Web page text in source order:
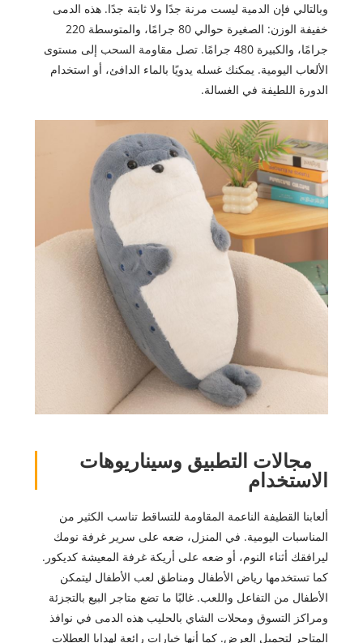
وبالتالي فإن الدمية ليست مرنة جدًا ولا ثابتة جدًا. هذه الدمى
خفيفة الوزن: الصغيرة حوالي 80 جرامًا، والمتوسطة 220
جرامًا، والكبيرة 480 جرامًا. تصل مقاومة السحب إلى مستوى
الألعاب اليومية. يمكنك غسله يدويًا بالماء الدافئ، أو استخدام
الدورة اللطيفة في الغسالة.
مجالات التطبيق وسيناريوهات
الاستخدام
ألعابنا القطيفة الناعمة المقاومة للتساقط تناسب الكثير من
المناسبات اليومية. في المنزل، ضعه على سرير غرفة نومك
ليرافقك أثناء النوم، أو ضعه على أريكة غرفة المعيشة كديكور.
كما تستخدمها رياض الأطفال ومناطق لعب الأطفال ليتمكن
الأطفال من التفاعل واللعب. غالبًا ما تضع متاجر البيع بالتجزئة
ومراكز التسوق ومحلات الشاي بالحليب هذه الدمى في نوافذ
المتاجر لتجميل العرض. كما أنها خيارات رائعة لهدايا العطلات